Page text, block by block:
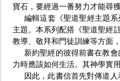
寶石，要經過一番努力才能尋
編輯這套《聖道聖經主題系
主題。本系列配搭《聖道聖經
教導、敬拜和門徒訓練等方面
新約聖經的彼得前書在教
力時應該如何生活。其神學實
因此，此書信首先對傳道